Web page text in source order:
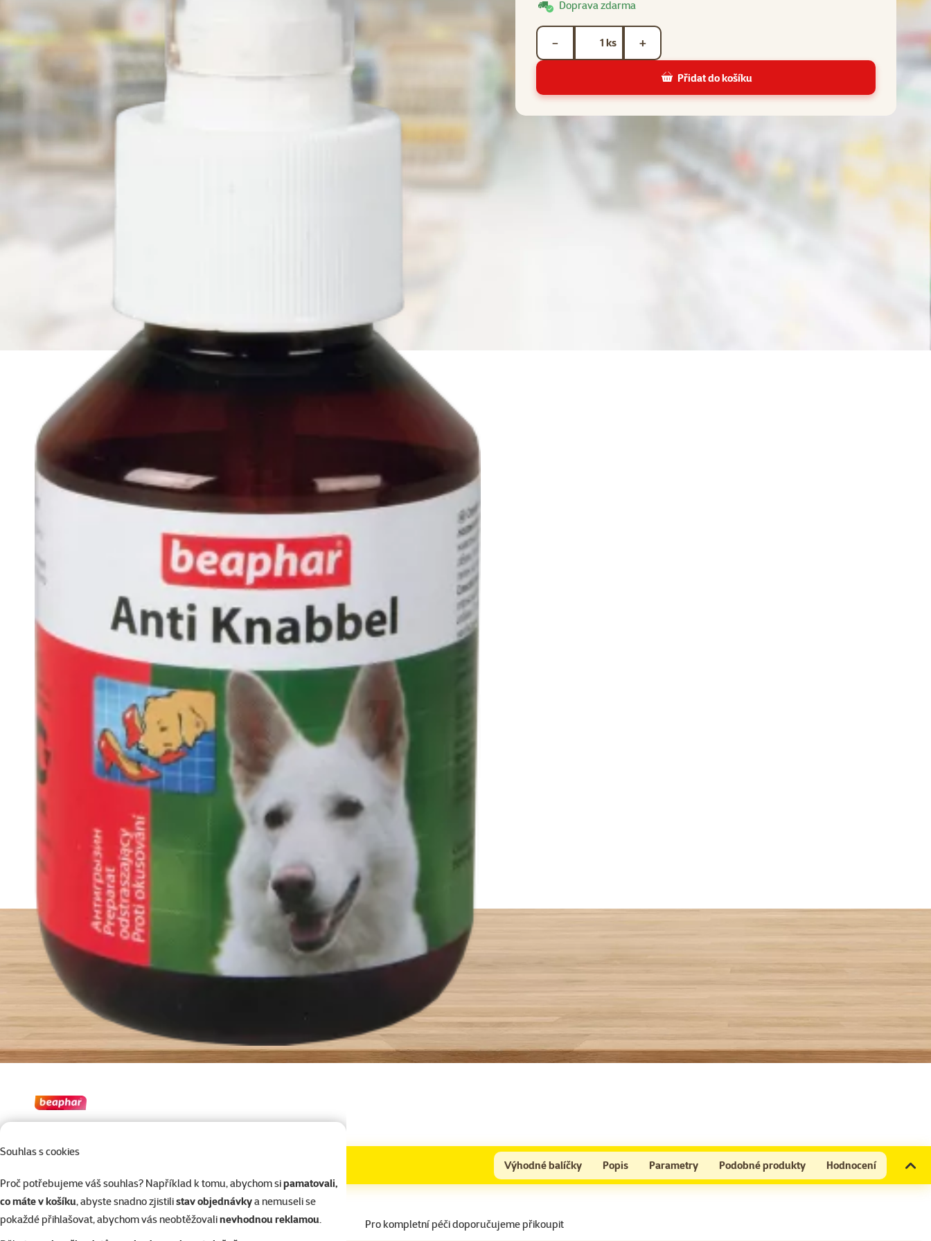
Souhlas s cookies
Proč potřebujeme váš souhlas? Například k tomu, abychom sipamatovali,
co máte v košíku, abyste snadno zjistilistav objednávkya nemuseli se
pokaždé přihlašovat, abychom vás neobtěžovalinevhodnou reklamou.
Doprava zdarma
ks
− +
Přidat do košíku
Sprej proti okusování Beaphar Anti
Výhodné balíčky Popis Parametry Podobné produkty Hodnocení
Pro kompletní péči doporučujeme přikoupit